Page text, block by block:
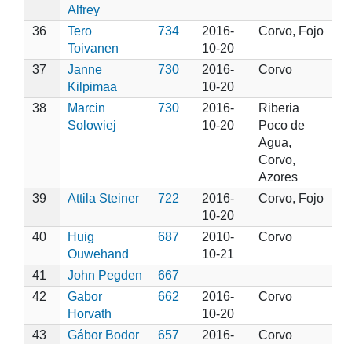
Alfrey
36
Tero
Toivanen
734
2016-
10-20
Corvo, Fojo
37
Janne
Kilpimaa
730
2016-
10-20
Corvo
38
Marcin
Solowiej
730
2016-
10-20
Riberia
Poco de
Agua,
Corvo,
Azores
39
Attila Steiner 722
2016-
10-20
Corvo, Fojo
40
Huig
Ouwehand
687
2010-
10-21
Corvo
41 John Pegden
667
42
Gabor
Horvath
662
2016-
10-20
Corvo
43 Gábor Bodor 657
2016-
Corvo